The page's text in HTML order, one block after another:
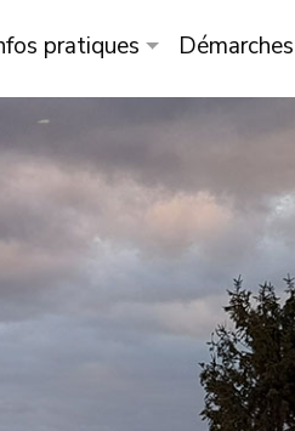
pratiques Démarches